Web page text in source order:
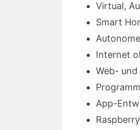
Virtual,
Smart
Internet
Web-
App-